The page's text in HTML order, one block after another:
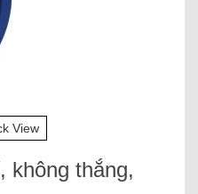
View
không thắng,